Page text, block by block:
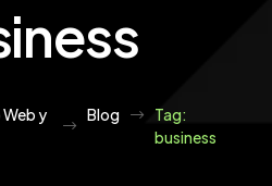
Web y
Blog
Tag:
business